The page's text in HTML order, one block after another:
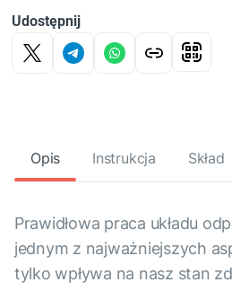
Udostępnij
Opis Instrukcja Skład
Prawidłowa praca układu
jednym z najważniejszych
tylko wpływa na nasz stan